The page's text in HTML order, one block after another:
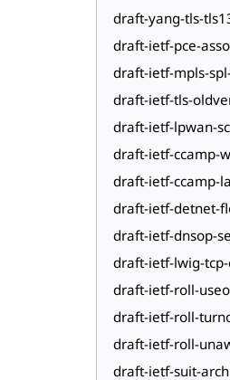
draft-yang-tls-
draft-ietf-pce-
draft-ietf-mpls-
draft-ietf-tls-
draft-ietf-lpwan-
draft-ietf-ccamp-
draft-ietf-ccamp-
draft-ietf-detnet-
draft-ietf-dnsop-
draft-ietf-lwig-
draft-ietf-roll-
draft-ietf-roll-
draft-ietf-roll-
draft-ietf-suit-